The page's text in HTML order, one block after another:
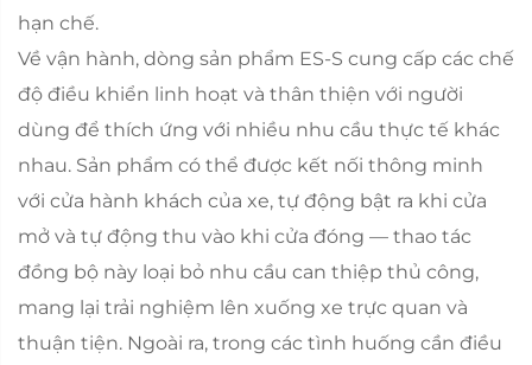
hạn chế.
Về vận hành, dòng sản phẩm ES-S cung cấp các chế
độ điều khiển linh hoạt và thân thiện với người
dùng để thích ứng với nhiều nhu cầu thực tế khác
nhau. Sản phẩm có thể được kết nối thông minh
với cửa hành khách của xe, tự động bật ra khi cửa
mở và tự động thu vào khi cửa đóng — thao tác
đồng bộ này loại bỏ nhu cầu can thiệp thủ công,
mang lại trải nghiệm lên xuống xe trực quan và
thuận tiện. Ngoài ra, trong các tình huống cần điều